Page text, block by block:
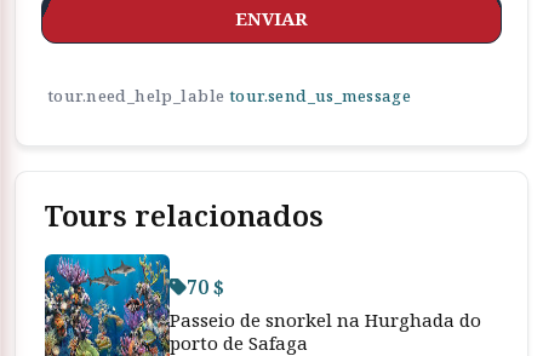
ENVIAR
tour.need_help_lable tour.send_us_message
Tours relacionados
70 $
Passeio de snorkel na Hurghada do
porto de Safaga